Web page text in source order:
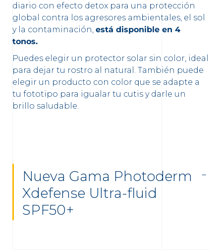
diario con efecto detox para una protección
global contra los agresores ambientales, el sol
y la contaminación, está disponible en 4
tonos.
Puedes elegir un protector solar sin color, ideal
para dejar tu rostro al natural. También puede
elegir un producto con color que se adapte a
tu fototipo para igualar tu cutis y darle un
brillo saludable.
Nueva Gama Photoderm
Xdefense Ultra-fluid
SPF50+